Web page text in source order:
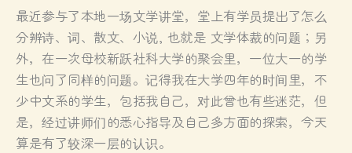
最近参与了本地一场文学讲堂，堂上有学员提出了怎么
分辨诗、词、散文、小说, 也就是 文学体裁的问题；另
外，在一次母校新跃社科大学的聚会里，一位大一的学
生也问了同样的问题。记得我在大学四年的时间里，不
少中文系的学生，包括我自己，对此曾也有些迷茫，但
是，经过讲师们的悉心指导及自己多方面的探索，今天
算是有了较深一层的认识。